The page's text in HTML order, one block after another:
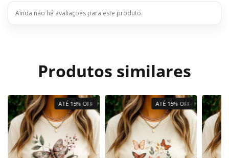
Ainda não há avaliações para este produto.
Produtos similares
ATÉ 15% OFF ATÉ 15% OFF